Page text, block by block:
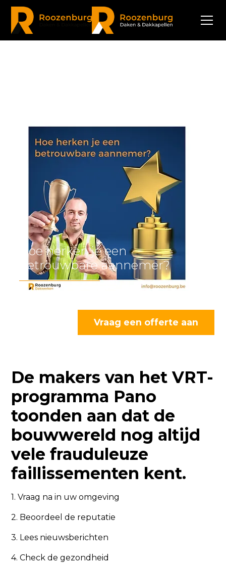
Hoe herken je een
betrouwbare aannemer?
Vraag een offerte aan
De makers van het VRT-
programma Pano
toonden aan dat de
bouwwereld nog altijd
vele frauduleuze
faillissementen kent.
1. Vraag na in uw omgeving
2. Beoordeel de reputatie
3. Lees nieuwsberichten
4. Check de gezondheid